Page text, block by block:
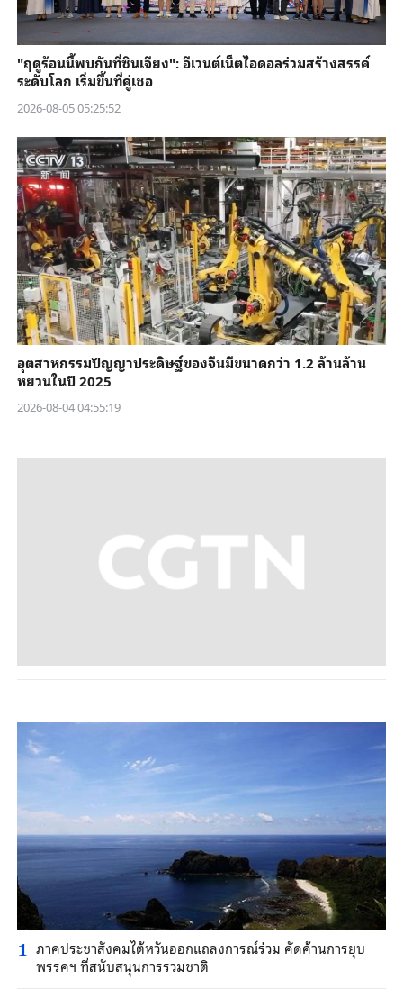
"ฤดูร้อนนี้พบกันที่ซินเจียง": อีเวนต์เน็ตไอดอลร่วมสร้างสรรค์
ระดับโลก เริ่มขึ้นที่คู่เชอ
2026-08-05 05:25:52
อุตสาหกรรมปัญญาประดิษฐ์ของจีนมีขนาดกว่า 1.2 ล้านล้าน
หยวนในปี 2025
2026-08-04 04:55:19
1 ภาคประชาสังคมไต้หวันออกแถลงการณ์ร่วม คัดค้านการยุบ
พรรคฯ ที่สนับสนุนการรวมชาติ